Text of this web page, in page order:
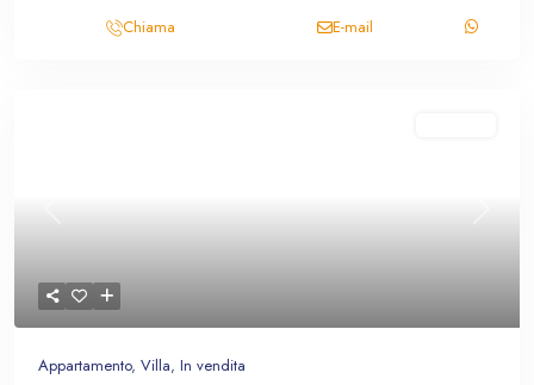
Chiama E-mail
Appartamento, Villa, In vendita